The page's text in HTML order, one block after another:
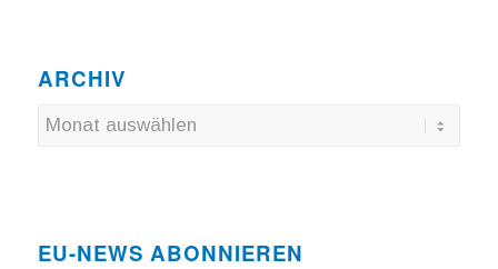
ARCHIV
EU-NEWS ABONNIEREN